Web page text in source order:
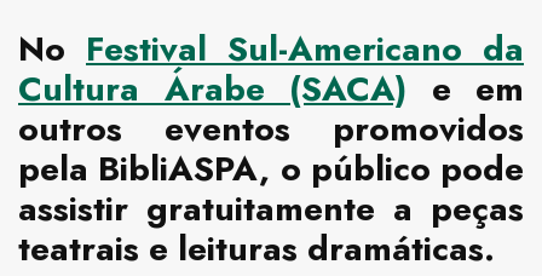
No Festival Sul-Americano da
Cultura Árabe (SACA) e em
outros eventos promovidos
pela BibliASPA, o público pode
assistir gratuitamente a peças
teatrais e leituras dramáticas.